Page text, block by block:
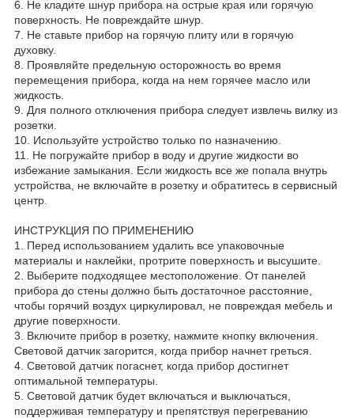
6. Не кладите шнур прибора на острые края или горячую
поверхность. Не повреждайте шнур.
7. Не ставьте прибор на горячую плиту или в горячую
духовку.
8. Проявляйте предельную осторожность во время
перемещения прибора, когда на нем горячее масло или
жидкость.
9. Для полного отключения прибора следует извлечь вилку из
розетки.
10. Используйте устройство только по назначению.
11. Не погружайте прибор в воду и другие жидкости во
избежание замыкания. Если жидкость все же попала внутрь
устройства, не включайте в розетку и обратитесь в сервисный
центр.
ИНСТРУКЦИЯ ПО ПРИМЕНЕНИЮ
1. Перед использованием удалить все упаковочные
материалы и наклейки, протрите поверхность и высушите.
2. Выберите подходящее местоположение. От панелей
прибора до стены должно быть достаточное расстояние,
чтобы горячий воздух циркулировал, не повреждая мебель и
другие поверхности.
3. Включите прибор в розетку, нажмите кнопку включения.
Световой датчик загорится, когда прибор начнет греться.
4. Световой датчик погаснет, когда прибор достигнет
оптимальной температуры.
5. Световой датчик будет включаться и выключаться,
поддерживая температуру и препятствуя перегреванию